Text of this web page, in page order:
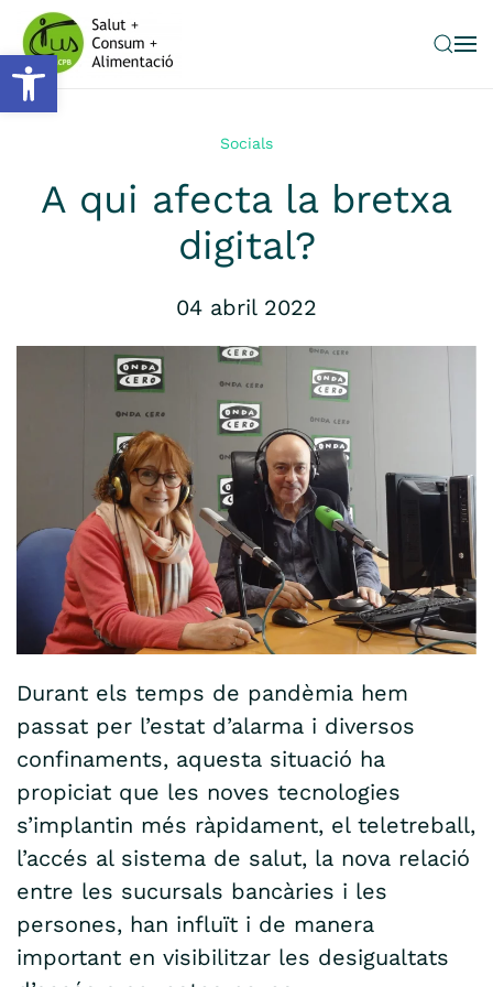
Obre la barra d'eines
Skip to main content
Socials
A qui afecta la bretxa
digital?
04 abril 2022
Durant els temps de pandèmia hem
passat per l’estat d’alarma i diversos
confinaments, aquesta situació ha
propiciat que les noves tecnologies
s’implantin més ràpidament, el teletreball,
l’accés al sistema de salut, la nova relació
entre les sucursals bancàries i les
persones, han influït i de manera
important en visibilitzar les desigualtats